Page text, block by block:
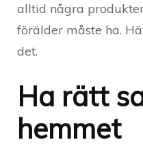
alltid några
förälder måste ha.
det.
Ha rätt
hemmet